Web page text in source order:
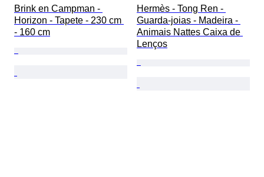
Brink en Campman -
Horizon - Tapete - 230 cm
- 160 cm
Hermès - Tong Ren -
Guarda-joias - Madeira -
Animais Nattes Caixa de
Lenços